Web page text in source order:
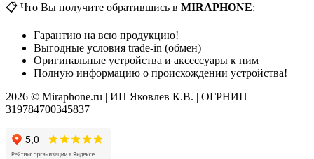
📋 Что Вы получите обратившись в MIRAPHONE:
Гарантию на всю продукцию!
Выгодные условия trade-in (обмен)
Оригинальные устройства и аксессуары к ним
Полную информацию о происхождении устройства!
2026 © Miraphone.ru | ИП Яковлев К.В. | ОГРНИП
319784700345837